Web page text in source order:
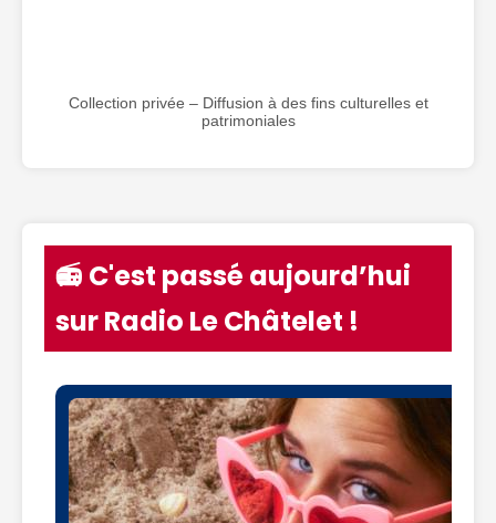
Collection privée – Diffusion à des fins culturelles et
patrimoniales
📻 C'est passé aujourd’hui
sur Radio Le Châtelet !